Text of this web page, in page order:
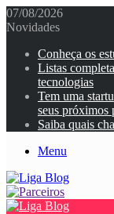
07/08/2026
Novidades
Conheça os
Listas
tecnologias
Tem uma
seus próximos
Saiba quais
Menu